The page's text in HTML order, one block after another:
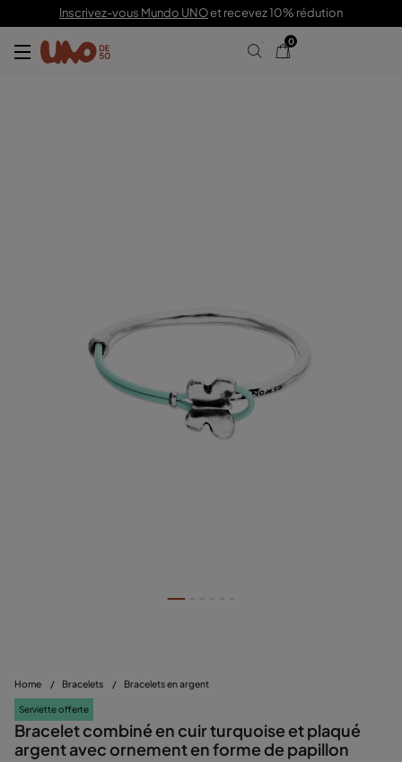
Inscrivez-vous Mundo UNOet recevez 10% rédution
0
Home / Bracelets / Bracelets en argent
Serviette offerte
Bracelet combiné en cuir turquoise et plaqué
argent avec ornement en forme de papillon